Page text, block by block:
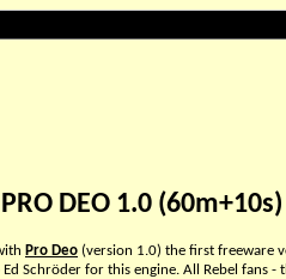
PRO DEO 1.0 (60m+10s)
Pro Deo (version 1.0) the first freeware
Schröder for this engine. All Rebel fans -